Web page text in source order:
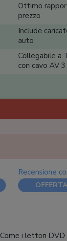
Ottimo
prezzo
Include
auto
Collegabile a
con cavo AV 3
Recensione
Come i lettori DVD